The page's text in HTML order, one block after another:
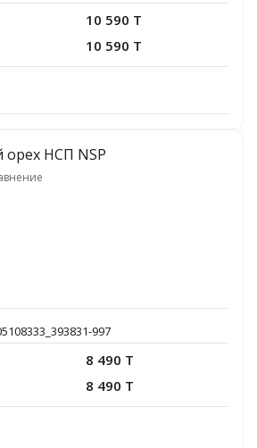
10 590 T
10 590 T
орех НСП NSP
997
8 490 T
8 490 T